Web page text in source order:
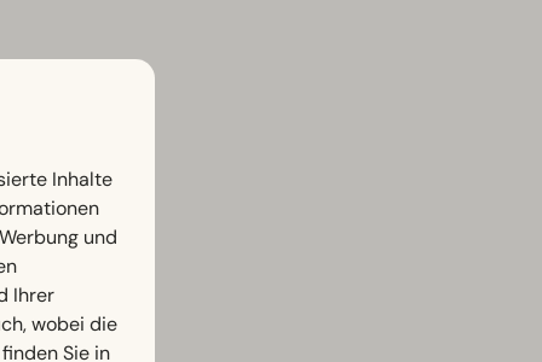
Inhalte
und
Ihrer
wobei die
Sie in